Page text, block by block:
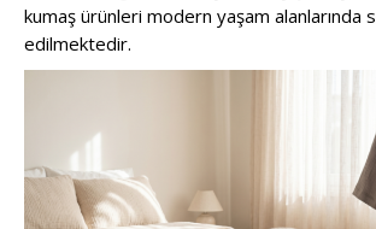
kumaş ürünleri modern yaşam alanlarında
edilmektedir.